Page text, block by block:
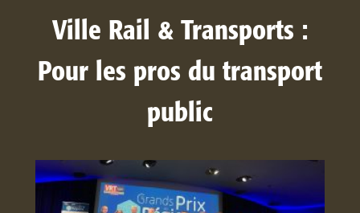
Ville Rail & Transports :
Pour les pros du transport
public